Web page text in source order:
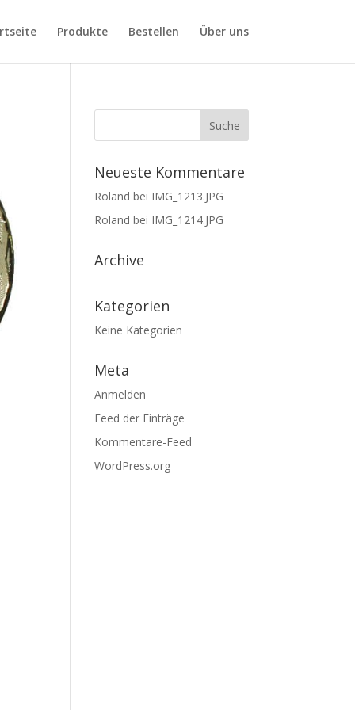
Produkte Bestellen Über uns
Neueste Kommentare
Roland bei IMG_1213.JPG
Roland bei IMG_1214.JPG
Archive
Kategorien
Keine Kategorien
Meta
Anmelden
Feed der Einträge
Kommentare-Feed
WordPress.org